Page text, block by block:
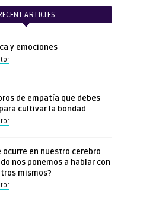
ARTICLES
y emociones
de empatía que debes
cultivar la bondad
ocurre en nuestro cerebro
nos ponemos a hablar con
mismos?